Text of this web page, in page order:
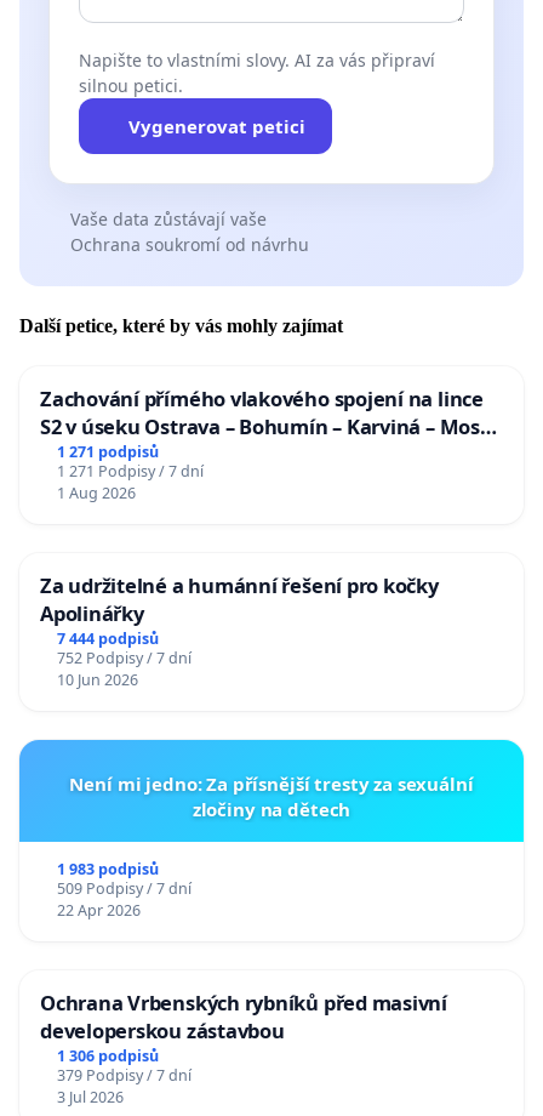
Napište to vlastními slovy. AI za vás připraví
silnou petici.
Vygenerovat petici
Vaše data zůstávají vaše
Ochrana soukromí od návrhu
Další petice, které by vás mohly zajímat
Zachování přímého vlakového spojení na lince
S2 v úseku Ostrava – Bohumín – Karviná – Mosty
u Jablunkova
1 271 podpisů
1 271 Podpisy / 7 dní
1 Aug 2026
Za udržitelné a humánní řešení pro kočky
Apolinářky
7 444 podpisů
752 Podpisy / 7 dní
10 Jun 2026
Není mi jedno: Za přísnější tresty za sexuální
zločiny na dětech
1 983 podpisů
509 Podpisy / 7 dní
22 Apr 2026
Ochrana Vrbenských rybníků před masivní
developerskou zástavbou
1 306 podpisů
379 Podpisy / 7 dní
3 Jul 2026